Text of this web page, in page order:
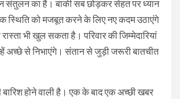
संतुलन का है। बाकी सब छोड़कर सेहत पर ध्यान
स्थिति को मजबूत करने के लिए नए कदम उठाएंगे
भी खुल सकता है। परिवार की जिम्मेदारियां
अच्छे से निभाएंगे। संतान से जुड़ी जरूरी बातचीत
होने वाली है। एक के बाद एक अच्छी खबर